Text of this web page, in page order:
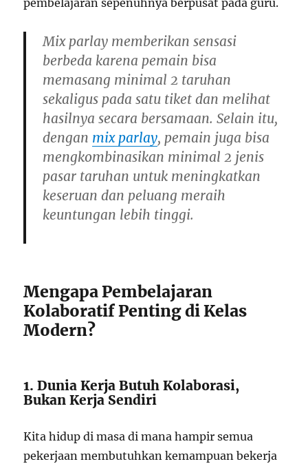
pembelajaran sepenuhnya berpusat pada guru.
Mix parlay memberikan sensasi
berbeda karena pemain bisa
memasang minimal 2 taruhan
sekaligus pada satu tiket dan melihat
hasilnya secara bersamaan. Selain itu,
dengan mix parlay, pemain juga bisa
mengkombinasikan minimal 2 jenis
pasar taruhan untuk meningkatkan
keseruan dan peluang meraih
keuntungan lebih tinggi.
Mengapa Pembelajaran
Kolaboratif Penting di Kelas
Modern?
1. Dunia Kerja Butuh Kolaborasi,
Bukan Kerja Sendiri
Kita hidup di masa di mana hampir semua
pekerjaan membutuhkan kemampuan bekerja